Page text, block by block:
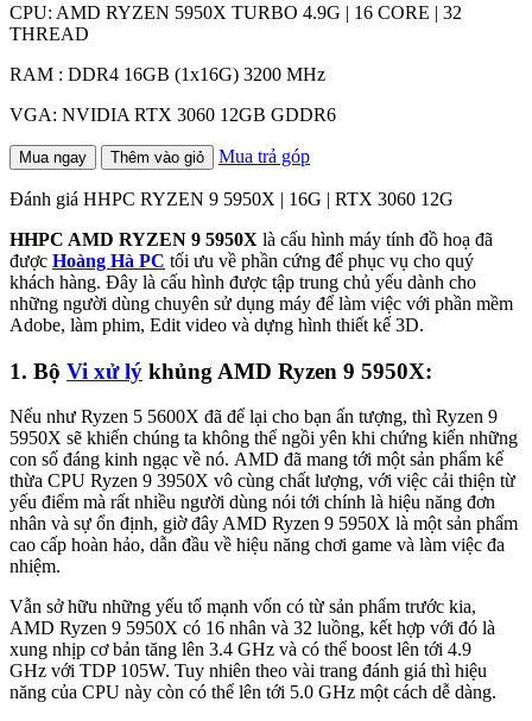
CPU: AMD RYZEN 5950X TURBO 4.9G | 16 CORE | 32
THREAD
RAM : DDR4 16GB (1x16G) 3200 MHz
VGA: NVIDIA RTX 3060 12GB GDDR6
Mua ngay Thêm vào giỏ Mua trả góp
Đánh giá HHPC RYZEN 9 5950X | 16G | RTX 3060 12G
HHPC AMD RYZEN 9 5950X là cấu hình máy tính đồ hoạ đã
được Hoàng Hà PC tối ưu về phần cứng để phục vụ cho quý
khách hàng. Đây là cấu hình được tập trung chủ yếu dành cho
những người dùng chuyên sử dụng máy để làm việc với phần mềm
Adobe, làm phim, Edit video và dựng hình thiết kế 3D.
1. Bộ Vi xử lý khủng AMD Ryzen 9 5950X:
Nếu như Ryzen 5 5600X đã để lại cho bạn ấn tượng, thì Ryzen 9
5950X sẽ khiến chúng ta không thể ngồi yên khi chứng kiến những
con số đáng kinh ngạc về nó. AMD đã mang tới một sản phẩm kế
thừa CPU Ryzen 9 3950X vô cùng chất lượng, với việc cải thiện từ
yếu điểm mà rất nhiều người dùng nói tới chính là hiệu năng đơn
nhân và sự ổn định, giờ đây AMD Ryzen 9 5950X là một sản phẩm
cao cấp hoàn hảo, dẫn đầu về hiệu năng chơi game và làm việc đa
nhiệm.
Vẫn sở hữu những yếu tố mạnh vốn có từ sản phẩm trước kia,
AMD Ryzen 9 5950X có 16 nhân và 32 luồng, kết hợp với đó là
xung nhịp cơ bản tăng lên 3.4 GHz và có thể boost lên tới 4.9
GHz với TDP 105W. Tuy nhiên theo vài trang đánh giá thì hiệu
năng của CPU này còn có thể lên tới 5.0 GHz một cách dễ dàng.